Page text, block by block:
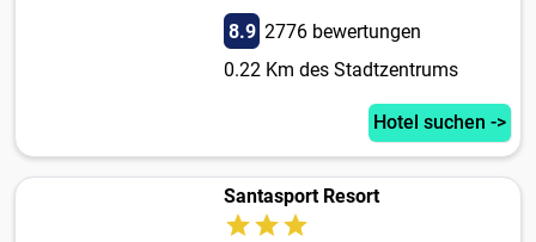
8.9 2776 bewertungen
0.22 Km des Stadtzentrums
Hotel suchen ->
Santasport Resort